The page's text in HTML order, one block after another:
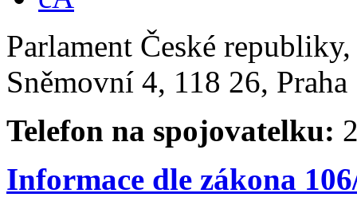
Parlament České
Sněmovní 4, 118 26,
Telefon na spojovatelku:
Informace dle zákona